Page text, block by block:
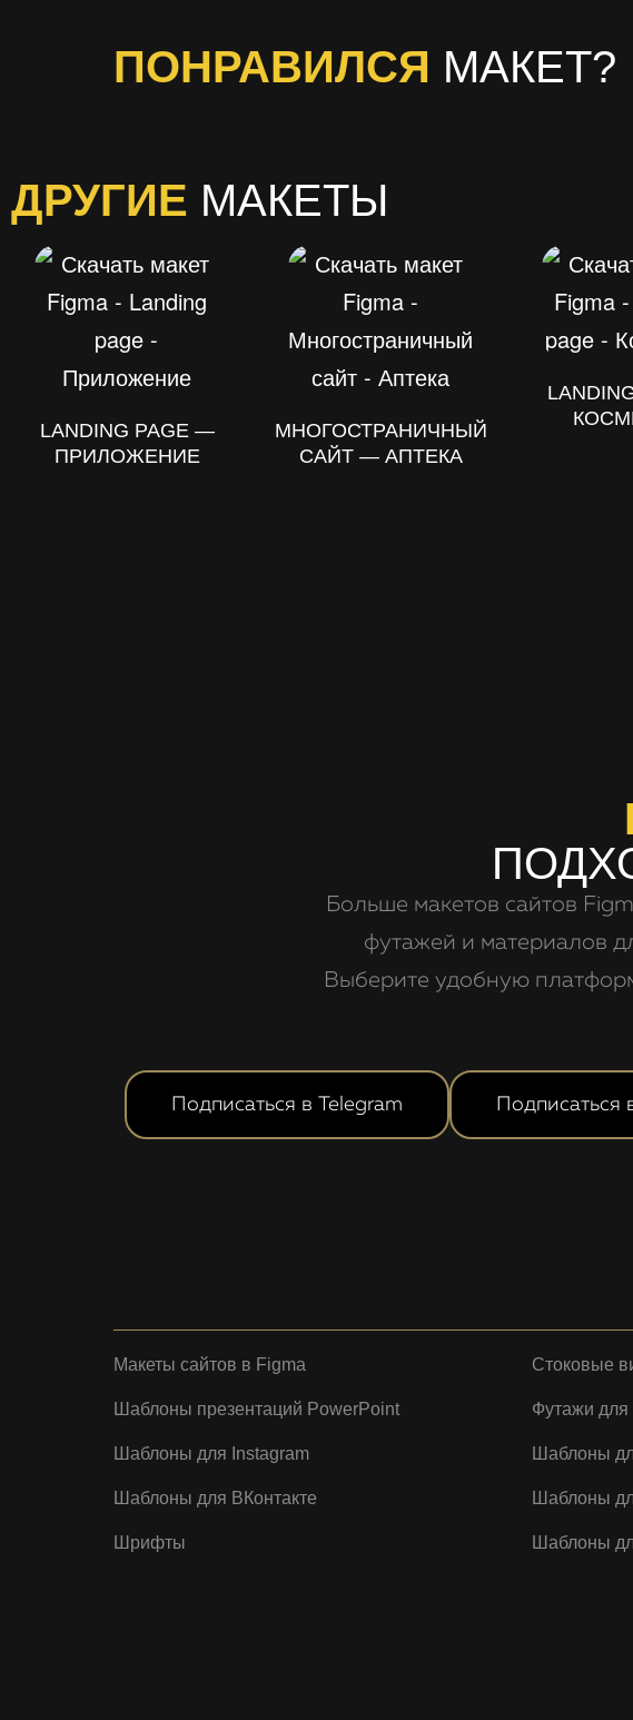
ПОНРАВИЛСЯ МАКЕТ?
ДРУГИЕ МАКЕТЫ
LANDING PAGE —
ПРИЛОЖЕНИЕ
МНОГОСТРАНИЧНЫЙ
САЙТ — АПТЕКА
Больше макетов сайтов
футажей и материалов
Выберите удобную
Подписаться в Telegram Подписаться
Макеты сайтов в Figma
Шаблоны презентаций PowerPoint
Шаблоны для Instagram
Шаблоны для ВКонтакте
Шрифты
Стоковые
Футажи для
Шаблоны
Шаблоны
Шаблоны